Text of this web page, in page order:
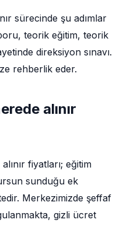
sürecinde şu adımlar
teorik eğitim, teorik
direksiyon sınavı.
rehberlik eder.
alınır
fiyatları; eğitim
sunduğu ek
Merkezimizde şeffaf
gizli ücret